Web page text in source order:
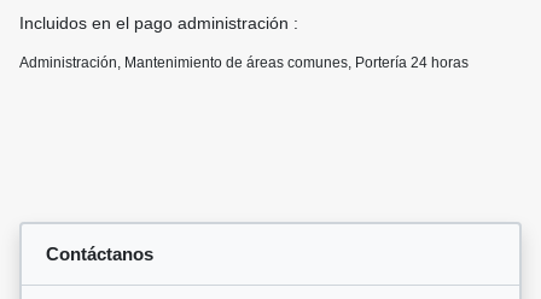
Incluidos en el pago administración :
Administración, Mantenimiento de áreas comunes, Portería 24 horas
Contáctanos